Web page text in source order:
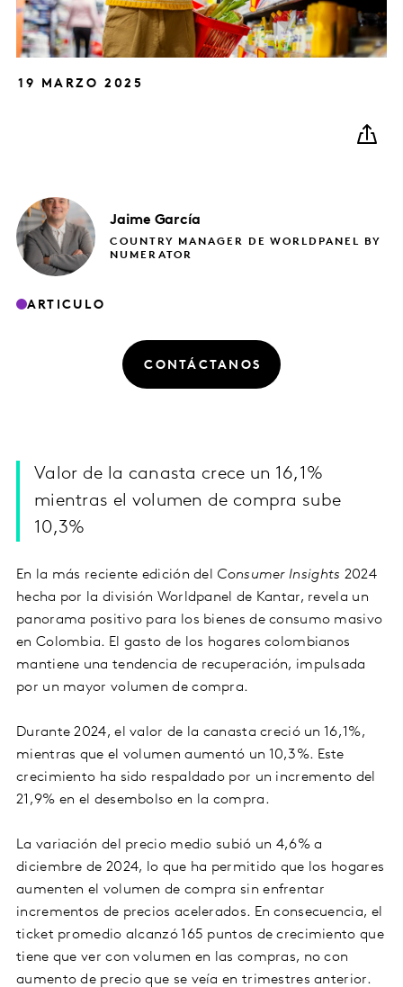
19 MARZO 2025
Jaime García
COUNTRY MANAGER DE WORLDPANEL BY
NUMERATOR
ARTICULO
CONTÁCTANOS
Valor de la canasta crece un 16,1%
mientras el volumen de compra sube
10,3%
En la más reciente edición del Consumer Insights 2024
hecha por la división Worldpanel de Kantar, revela un
panorama positivo para los bienes de consumo masivo
en Colombia. El gasto de los hogares colombianos
mantiene una tendencia de recuperación, impulsada
por un mayor volumen de compra.
Durante 2024, el valor de la canasta creció un 16,1%,
mientras que el volumen aumentó un 10,3%. Este
crecimiento ha sido respaldado por un incremento del
21,9% en el desembolso en la compra.
La variación del precio medio subió un 4,6% a
diciembre de 2024, lo que ha permitido que los hogares
aumenten el volumen de compra sin enfrentar
incrementos de precios acelerados. En consecuencia, el
ticket promedio alcanzó 165 puntos de crecimiento que
tiene que ver con volumen en las compras, no con
aumento de precio que se veía en trimestres anterior.